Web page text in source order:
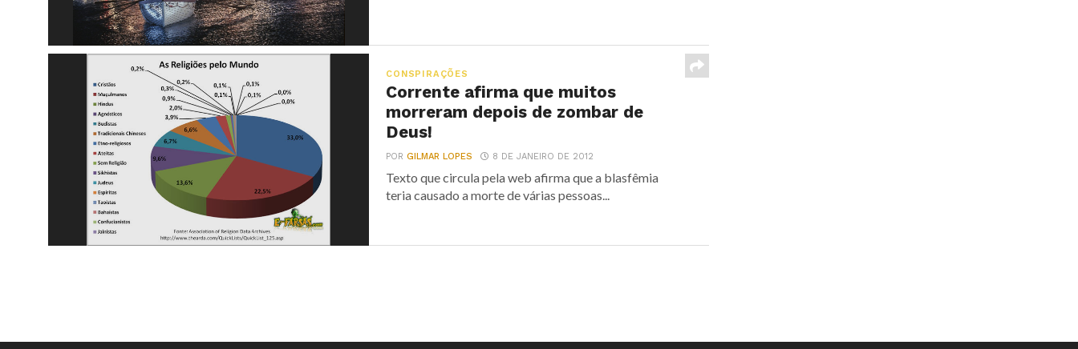
CONSPIRAÇÕES
Corrente afirma que muitos
morreram depois de zombar de
Deus!
PORGILMAR LOPES 8 DE JANEIRO DE 2012
Texto que circula pela web afirma que a blasfêmia
teria causado a morte de várias pessoas...